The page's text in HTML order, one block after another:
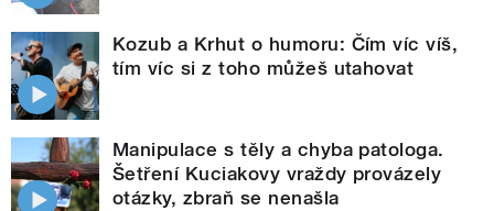
Kozub a Krhut o humoru: Čím víc víš,
tím víc si z toho můžeš utahovat
Manipulace s těly a chyba patologa.
Šetření Kuciakovy vraždy provázely
otázky, zbraň se nenašla